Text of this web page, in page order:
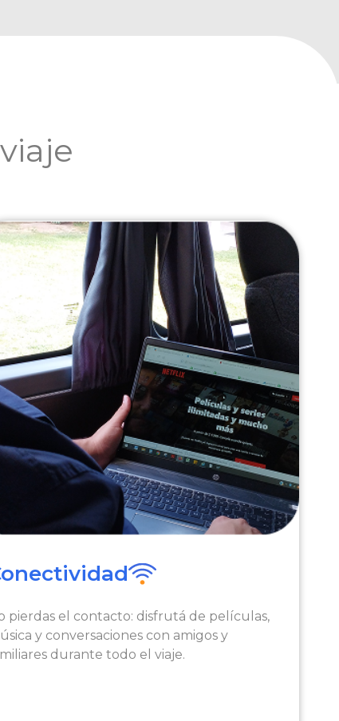
pierdas el contacto: disfrutá de películas,
y conversaciones con amigos y
durante todo el viaje.